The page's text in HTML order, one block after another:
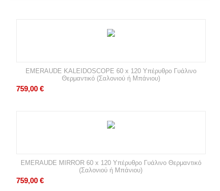
EMERAUDE KALEIDOSCOPE 60 x 120 Υπέρυθρο Γυάλινο
Θερμαντικό (Σαλονιού ή Μπάνιου)
759,00 €
EMERAUDE MIRROR 60 x 120 Υπέρυθρο Γυάλινο Θερμαντικό
(Σαλονιού ή Μπάνιου)
759,00 €